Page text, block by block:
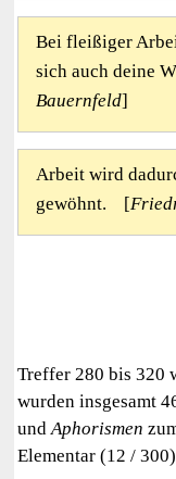
Bei fleißiger
sich auch deine
Bauernfeld]
Arbeit wird
gewöhnt. [
Treffer 280 bis 320
wurden insgesamt
undAphorismen
Elementar (12 /